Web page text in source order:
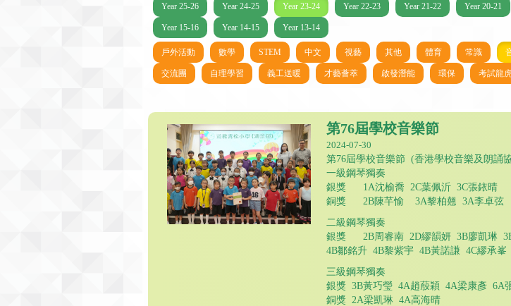
Year 25-26 Year 24-25 Year 23-24 Year 22-23 Year 21-22 Year 20-21
Year 15-16 Year 14-15 Year 13-14
戶外活動 數學 STEM 中文 視藝 其他 體育 常識
交流團 自理學習 義工送暖 才藝薈萃 啟發潛能 環保 考試龍
第76屆學校音樂節
2024-07-30
第76屆學校音樂節 (香港學校音樂及朗誦
一級鋼琴獨奏
銀獎 1A沈榆喬 2C葉佩沂 3C張銥晴
銅獎 2B陳芊愉 3A黎柏翹 3A李卓弦
二級鋼琴獨奏
銀獎 2B周睿南 2D繆韻妍 3B廖凱琳
4B鄒銘升 4B黎紫宇 4B黃諾謙 4C繆承
三級鋼琴獨奏
銀獎 3B黃巧瑩 4A趙蒑穎 4A梁康彥 6A
銅獎 2A梁凱琳 4A高海晴